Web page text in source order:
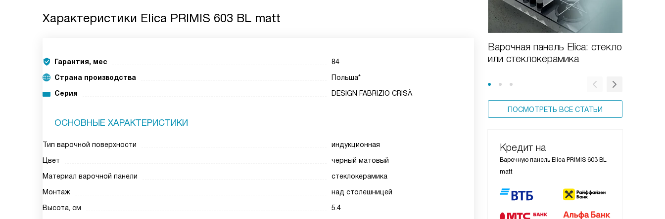
Варочная панель Elica: стекло
или стеклокерамика
ПОСМОТРЕТЬ ВСЕ СТАТЬИ
Кредит на
Варочную панель Elica PRIMIS 603 BL
matt
Характеристики Elica PRIMIS 603 BL matt
Гарантия, мес
84
Страна производства
Польша*
Серия
DESIGN FABRIZIO CRISÀ
ОСНОВНЫЕ ХАРАКТЕРИСТИКИ
Тип варочной поверхности
индукционная
Цвет
черный матовый
Материал варочной панели
стеклокерамика
Монтаж
над столешницей
Высота, см
5.4